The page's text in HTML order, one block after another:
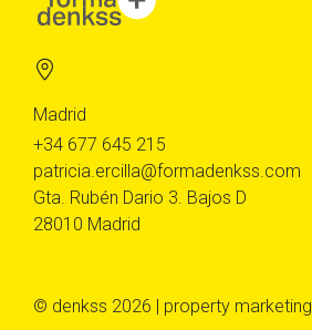
Madrid
+34 677 645 215
patricia.ercilla@formadenkss.com
Gta. Rubén Dario 3. Bajos D
28010 Madrid
© denkss 2026 | property marketing